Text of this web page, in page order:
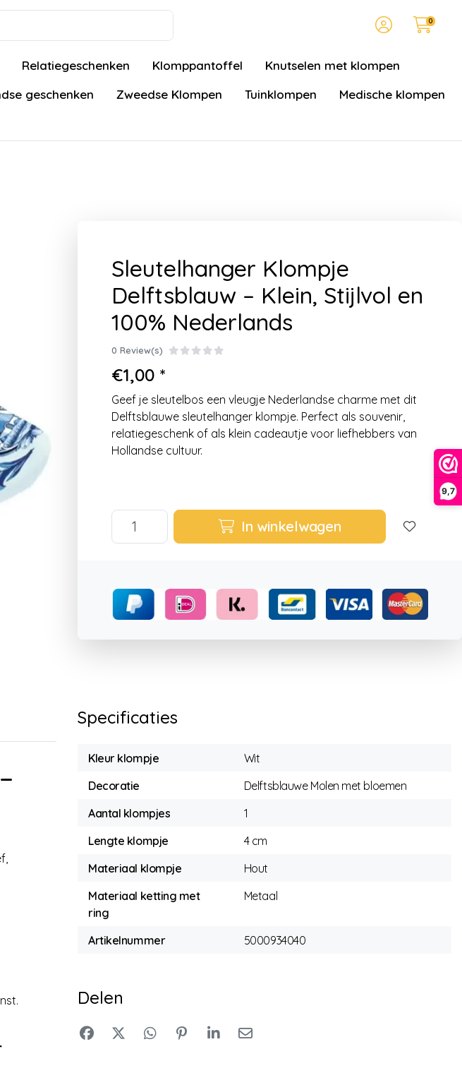
9,7
0
Relatiegeschenken Klomppantoffel
Knutselen met klompen
geschenken Zweedse Klompen Tuinklompen
Medische klompen
Sleutelhanger Klompje
Delftsblauw – Klein, Stijlvol en
100% Nederlands
0 Review(s)
€1,00 *
Geef je sleutelbos een vleugje Nederlandse charme met dit
Delftsblauwe sleutelhanger klompje. Perfect als souvenir,
relatiegeschenk of als klein cadeautje voor liefhebbers van
Hollandse cultuur.
In winkelwagen
Specificaties
Kleur klompje
Wit
Decoratie
Delftsblauwe Molen met bloemen
Aantal klompjes
1
Lengte klompje
4 cm
Materiaal klompje
Hout
Materiaal ketting met
ring
Metaal
Artikelnummer 5000934040
Delen